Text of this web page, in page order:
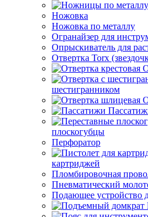
Ножовка
Ножовка по металлу
Огранайзер для
Опрыскиватель для
Отвертка Torx
шестигранником
плоскогубцы
Перфоратор
картриджей
Пломбировочная
Пневматический
Подающее устройство